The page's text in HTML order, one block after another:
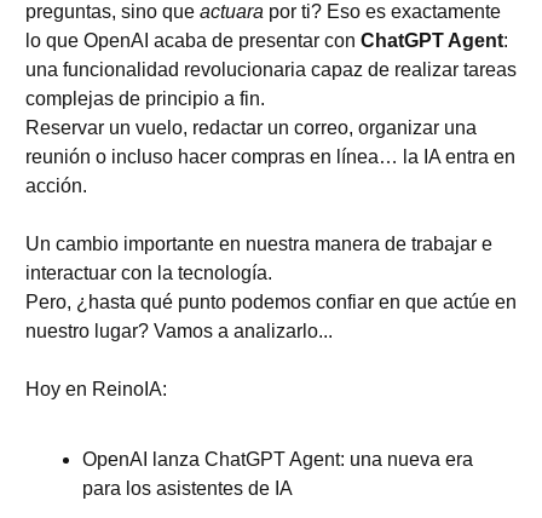
preguntas, sino que actuara por ti? Eso es exactamente
lo que OpenAI acaba de presentar con ChatGPT Agent:
una funcionalidad revolucionaria capaz de realizar tareas
complejas de principio a fin.
Reservar un vuelo, redactar un correo, organizar una
reunión o incluso hacer compras en línea… la IA entra en
acción.
Un cambio importante en nuestra manera de trabajar e
interactuar con la tecnología.
Pero, ¿hasta qué punto podemos confiar en que actúe en
nuestro lugar? Vamos a analizarlo...
Hoy en ReinoIA:
OpenAI lanza ChatGPT Agent: una nueva era
para los asistentes de IA